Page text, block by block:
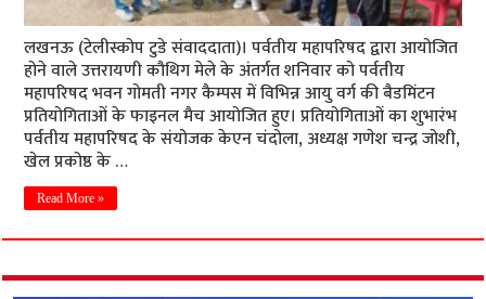
लखनऊ (टेलीस्कोप टुडे संवाददाता)। पर्वतीय महापरिषद द्वारा आयोजित
होने वाले उत्तरायणी कौथिग मेले के अंतर्गत शनिवार को पर्वतीय
महापरिषद भवन गोमती नगर कैम्पस में विभिन्न आयु वर्ग की बैडमिंटन
प्रतियोगिताओं के फाइनल मैच आयोजित हुए। प्रतियोगिताओं का शुभारंभ
पर्वतीय महापरिषद के संयोजक केएन चंदोला, अध्यक्ष गणेश चन्द्र जोशी,
खेल प्रकोष्ठ के …
Read More »